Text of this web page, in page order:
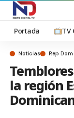
Portada TV
Noticias Rep Dom
la región